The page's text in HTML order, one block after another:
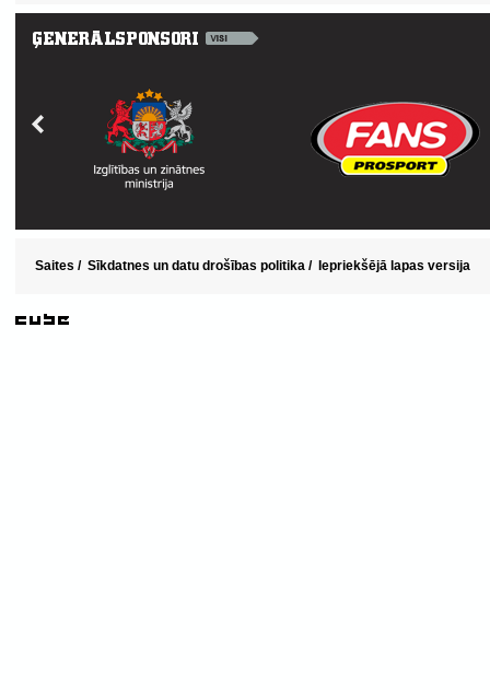
Saites / Sīkdatnes un datu drošības politika / Iepriekšējā lapas versija